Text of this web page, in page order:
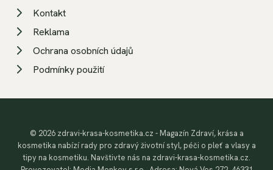
Kontakt
Reklama
Ochrana osobních údajů
Podmínky použití
© 2026 zdravi-krasa-kosmetika.cz - Magazín Zdraví, krása a
kosmetika nabízí rady pro zdravý životní styl, péči o pleť a vlasy a
tipy na kosmetiku. Navštivte nás na zdravi-krasa-kosmetika.cz.